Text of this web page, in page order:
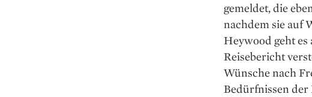
gemeldet, die
nachdem sie auf
Heywood geht
Reisebericht
Wünsche nach
Bedürfnissen